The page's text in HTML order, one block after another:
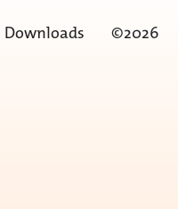
Downloads ©2026